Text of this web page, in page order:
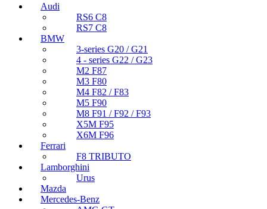
Audi
RS6 C8
RS7 C8
BMW
3-series G20 / G21
4 - series G22 / G23
M2 F87
M3 F80
M4 F82 / F83
M5 F90
M8 F91 / F92 / F93
X5M F95
X6M F96
Ferrari
F8 TRIBUTO
Lamborghini
Urus
Mazda
Mercedes-Benz